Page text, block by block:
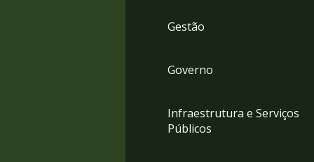
Gestão
Governo
Infraestrutura e Serviços
Públicos